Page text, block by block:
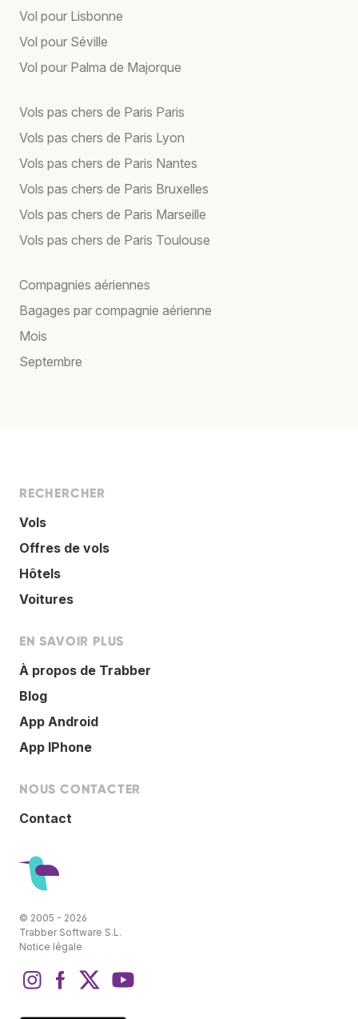
Vol pour Lisbonne
Vol pour Séville
Vol pour Palma de Majorque
Vols pas chers de Paris Paris
Vols pas chers de Paris Lyon
Vols pas chers de Paris Nantes
Vols pas chers de Paris Bruxelles
Vols pas chers de Paris Marseille
Vols pas chers de Paris Toulouse
Compagnies aériennes
Bagages par compagnie aérienne
Mois
Septembre
RECHERCHER
Vols
Offres de vols
Hôtels
Voitures
EN SAVOIR PLUS
À propos de Trabber
Blog
App Android
App IPhone
NOUS CONTACTER
Contact
© 2005 - 2026
Trabber Software S.L.
Notice légale